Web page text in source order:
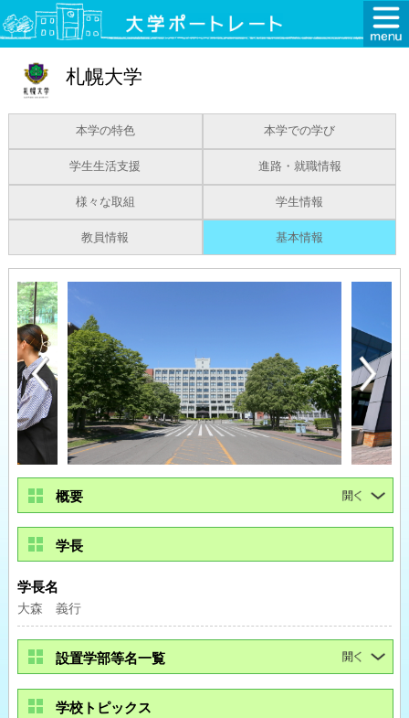
札幌大学
本学の特色 本学での学び
学生生活支援 進路・就職情報
様々な取組 学生情報
教員情報 基本情報
概要
学長
学長名
大森 義行
設置学部等名一覧
学校トピックス